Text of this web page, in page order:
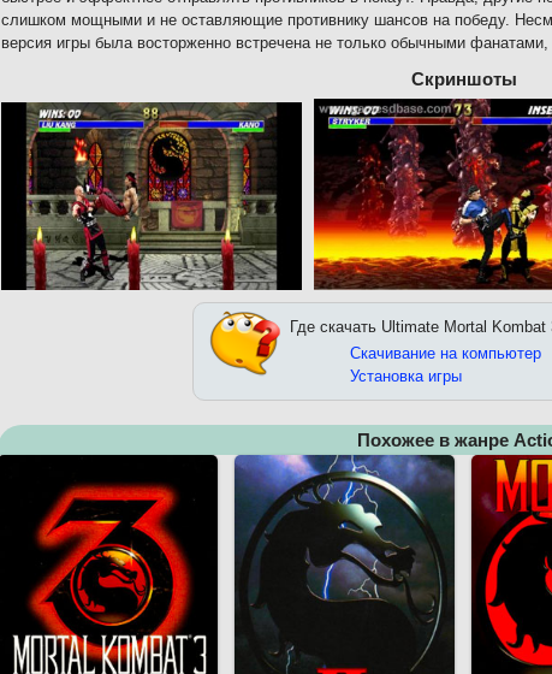
слишком мощными и не оставляющие противнику шансов на победу.
версия игры была восторженно встречена не только обычными
Скриншоты
Где скачать Ultimate Mortal
Скачивание на компьютер
Установка игры
Похожее в жанре